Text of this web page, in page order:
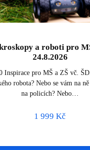
a roboti pro
24.8.2026
Inspirace pro MŠ a ZŠ vč.
robota? Nebo se vám na
na policích? Nebo…
1 999 Kč